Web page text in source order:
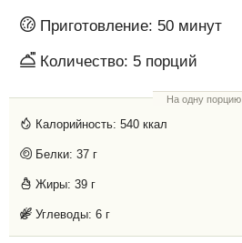
Приготовление: 50 минут
Количество: 5 порций
На одну порцию
Калорийность: 540 ккал
Белки: 37 г
Жиры: 39 г
Углеводы: 6 г